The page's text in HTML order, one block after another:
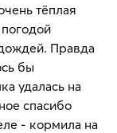
тёплая
Правда
бы
удалась на
спасибо
- кормила на